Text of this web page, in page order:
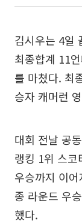
김시우는 4일
최종합계 11
를 마쳤다. 최
승자 캐머런
대회 전날 공
랭킹 1위 스코
우승까지 이
종 라운드 우
했다.